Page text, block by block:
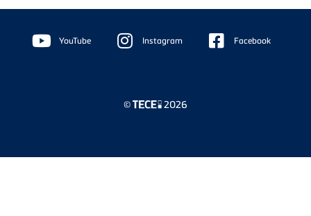
Floating
Sidebar YouTube Instagram Facebook
© 2026